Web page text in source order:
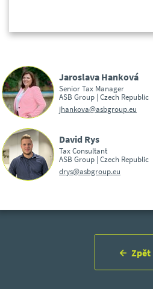
Jaroslava Hanková
Senior Tax Manager
ASB Group | Czech Republic
jhankova@asbgroup.eu
David Rys
Tax Consultant
ASB Group | Czech Republic
drys@asbgroup.eu
Zpět